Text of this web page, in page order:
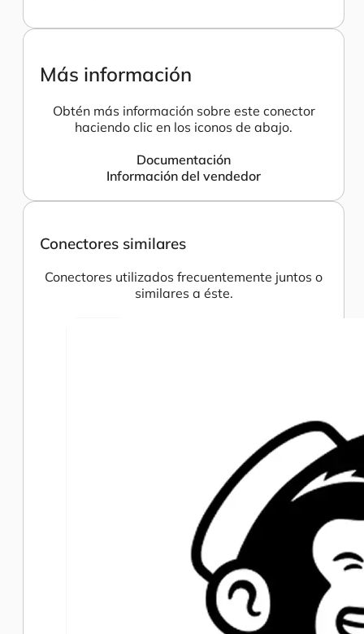
Más información
Obtén más información sobre este conector
haciendo clic en los iconos de abajo.
Documentación
Información del vendedor
Conectores similares
Conectores utilizados frecuentemente juntos o
similares a éste.